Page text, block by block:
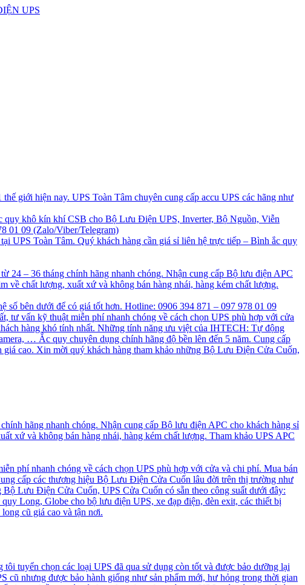
giới hiện nay. UPS Toàn Tâm chuyên cung cấp accu UPS các hãng như
khô kín khí CSB cho Bộ Lưu Điện UPS, Inverter, Bộ Nguồn, Viễn
01 09 (Zalo/Viber/Telegram)
UPS Toàn Tâm. Quý khách hàng cần giá sỉ liên hệ trực tiếp – Bình ắc quy
24 – 36 tháng chính hãng nhanh chóng. Nhận cung cấp Bộ lưu điện APC
về chất lượng, xuất xứ và không bán hàng nhái, hàng kém chất lượng.
số bên dưới để có giá tốt hơn. Hotline: 0906 394 871 – 097 978 01 09
vấn kỹ thuật miễn phí nhanh chóng về cách chọn UPS phù hợp với cửa
hàng khó tính nhất. Những tính năng ưu việt của IHTECH: Tự động
… Ắc quy chuyên dụng chính hãng độ bền lên đến 5 năm. Cung cấp
cao. Xin mời quý khách hàng tham khảo những Bộ Lưu Điện Cửa Cuốn,
hãng nhanh chóng. Nhận cung cấp Bộ lưu điện APC cho khách hàng sỉ
xứ và không bán hàng nhái, hàng kém chất lượng. Tham khảo UPS APC
phí nhanh chóng về cách chọn UPS phù hợp với cửa và chi phí. Mua bán
cấp các thương hiệu Bộ Lưu Điện Cửa Cuốn lâu đời trên thị trường như
Lưu Điện Cửa Cuốn, UPS Cửa Cuốn có sẵn theo công suất dưới đây:
Long, Globe cho bộ lưu điện UPS, xe đạp điện, đèn exit, các thiết bị
cũ giá cao và tận nơi.
tuyển chọn các loại UPS đã qua sử dụng còn tốt và được bảo dưỡng lại
nhưng được bảo hành giống như sản phẩm mới, hư hỏng trong thời gian